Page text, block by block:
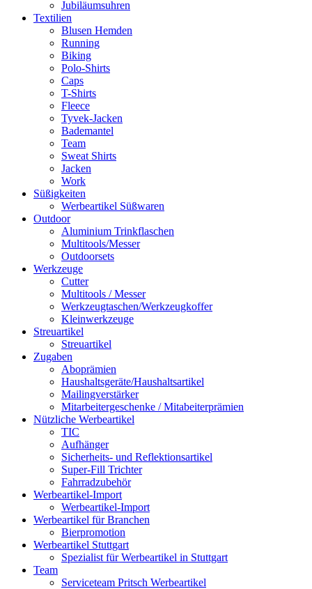
Jubiläumsuhren
Textilien
Blusen Hemden
Running
Biking
Polo-Shirts
Caps
T-Shirts
Fleece
Tyvek-Jacken
Bademantel
Team
Sweat Shirts
Jacken
Work
Süßigkeiten
Werbeartikel Süßwaren
Outdoor
Aluminium Trinkflaschen
Multitools/Messer
Outdoorsets
Werkzeuge
Cutter
Multitools / Messer
Werkzeugtaschen/Werkzeugkoffer
Kleinwerkzeuge
Streuartikel
Streuartikel
Zugaben
Aboprämien
Haushaltsgeräte/Haushaltsartikel
Mailingverstärker
Mitarbeitergeschenke / Mitabeiterprämien
Nützliche Werbeartikel
TIC
Aufhänger
Sicherheits- und Reflektionsartikel
Super-Fill Trichter
Fahrradzubehör
Werbeartikel-Import
Werbeartikel-Import
Werbeartikel für Branchen
Bierpromotion
Werbeartikel Stuttgart
Spezialist für Werbeartikel in Stuttgart
Team
Serviceteam Pritsch Werbeartikel